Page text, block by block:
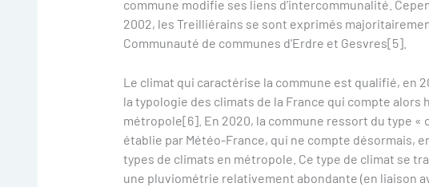
commune modifie ses liens d'intercommunalité.
2002, les Treilliérains se sont exprimés
Communauté de communes d'Erdre et Gesvres[5].
Le climat qui caractérise la commune est qualifié, en
la typologie des climats de la France qui compte alors
métropole[6]. En 2020, la commune ressort du type «
établie par Météo-France, qui ne compte désormais,
types de climats en métropole. Ce type de climat se
une pluviométrie relativement abondante (en liaison